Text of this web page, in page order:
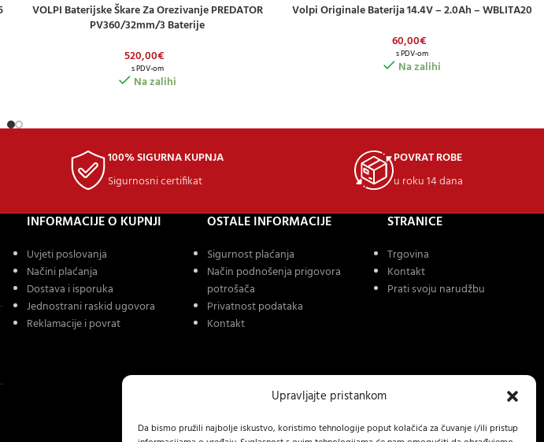
Upravljajte pristankom
Da bismo pružili najbolje iskustvo, koristimo tehnologije poput kolačića za čuvanje i/ili pristup
DODAJ U KOŠARICU
VOLPI Baterijske Škare Za Orezivanje PREDATOR
PV360/32mm/3 Baterije
520,00€
s PDV-om
Na zalihi
DODAJ U KOŠARICU
Volpi Originale Baterija 14.4V – 2.0Ah – WBLITA20
60,00€
s PDV-om
Na zalihi
100% SIGURNA KUPNJA
Sigurnosni certifikat
POVRAT ROBE
u roku 14 dana
INFORMACIJE O KUPNJI
Uvjeti poslovanja
Načini plaćanja
Dostava i isporuka
Jednostrani raskid ugovora
Reklamacije i povrat
OSTALE INFORMACIJE
Sigurnost plaćanja
Način podnošenja prigovora
potrošača
Privatnost podataka
Kontakt
STRANICE
Trgovina
Kontakt
Prati svoju narudžbu